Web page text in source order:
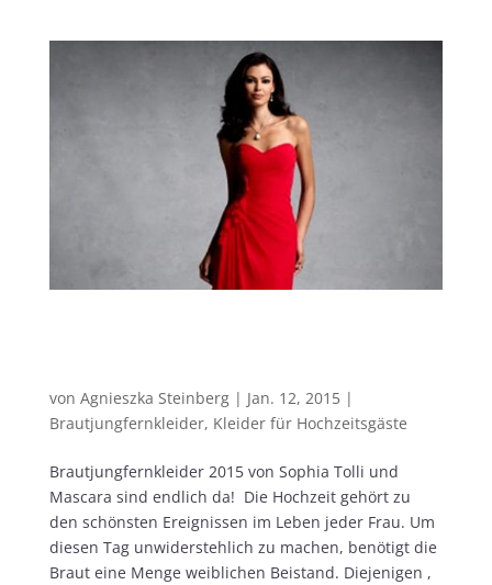
von Agnieszka Steinberg| Jan. 12, 2015|
Brautjungfernkleider, Kleider für Hochzeitsgäste
Brautjungfernkleider 2015 von Sophia Tolli und
Mascara sind endlich da! Die Hochzeit gehört zu
den schönsten Ereignissen im Leben jeder Frau. Um
diesen Tag unwiderstehlich zu machen, benötigt die
Braut eine Menge weiblichen Beistand. Diejenigen ,